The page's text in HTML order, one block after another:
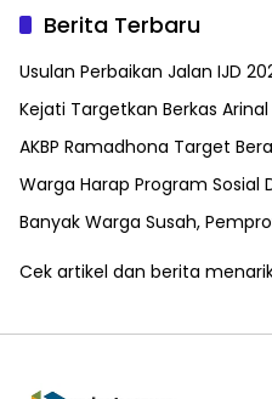
Berita Terbaru
Usulan Perbaikan Jalan IJD
Kejati Targetkan Berkas
AKBP Ramadhona Target
Warga Harap Program Sosial
Banyak Warga Susah,
Cek artikel dan berita